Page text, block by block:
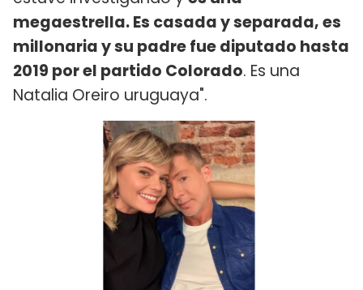
megaestrella. Es casada y separada, es
millonaria y su padre fue diputado hasta
2019 por el partido Colorado. Es una
Natalia Oreiro uruguaya".